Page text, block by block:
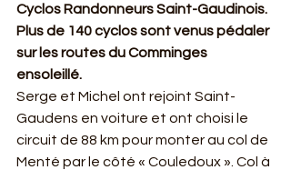
Cyclos Randonneurs Saint-Gaudinois.
Plus de 140 cyclos sont venus pédaler
sur les routes du Comminges
ensoleillé.
Serge et Michel ont rejoint Saint-
Gaudens en voiture et ont choisi le
circuit de 88 km pour monter au col de
Menté par le côté « Couledoux ». Col à